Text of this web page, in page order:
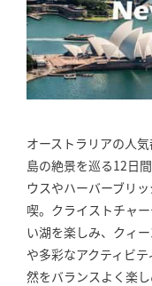
オーストラリアの人
島の絶景を巡る12日
ウスやハーバーブリ
喫。クライストチャ
い湖を楽しみ、クィ
や多彩なアクティビ
然をバランスよく楽